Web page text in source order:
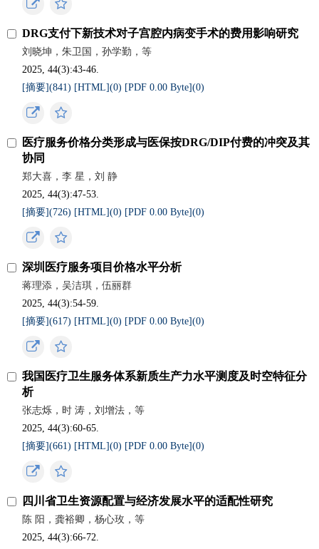
DRG支付下新技术对子宫腔内病变手术的费用影响研究
刘晓坤，朱卫国，孙学勤，等
2025, 44(3):43-46.
[摘要](841) [HTML](0) [PDF 0.00 Byte](0)
医疗服务价格分类形成与医保按DRG/DIP付费的冲突及其
协同
郑大喜，李 星，刘 静
2025, 44(3):47-53.
[摘要](726) [HTML](0) [PDF 0.00 Byte](0)
深圳医疗服务项目价格水平分析
蒋理添，吴洁琪，伍丽群
2025, 44(3):54-59.
[摘要](617) [HTML](0) [PDF 0.00 Byte](0)
我国医疗卫生服务体系新质生产力水平测度及时空特征分
析
张志烁，时 涛，刘增法，等
2025, 44(3):60-65.
[摘要](661) [HTML](0) [PDF 0.00 Byte](0)
四川省卫生资源配置与经济发展水平的适配性研究
陈 阳，龚裕卿，杨心玫，等
2025, 44(3):66-72.